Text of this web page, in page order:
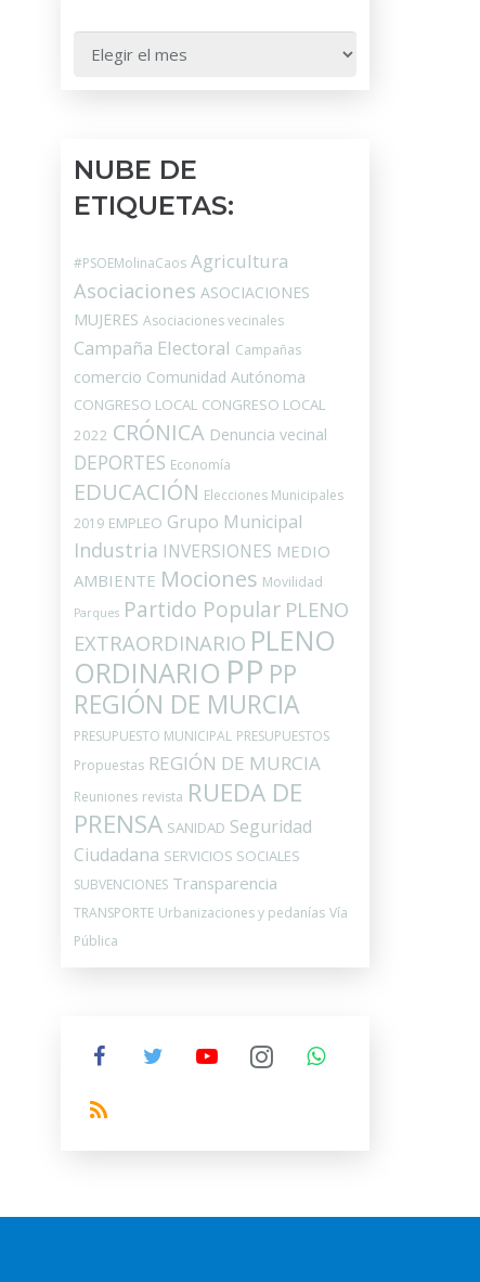
NUBE DE
ETIQUETAS:
#PSOEMolinaCaos Agricultura
Asociaciones ASOCIACIONES
MUJERES Asociaciones vecinales
Campaña Electoral Campañas
comercio Comunidad Autónoma
CONGRESO LOCAL CONGRESO LOCAL
2022 CRÓNICA Denuncia vecinal
DEPORTES Economía
EDUCACIÓN Elecciones Municipales
2019 EMPLEO Grupo Municipal
Industria INVERSIONES MEDIO
AMBIENTE Mociones Movilidad
Parques Partido Popular PLENO
EXTRAORDINARIO PLENO
ORDINARIO PP PP
REGIÓN DE MURCIA
PRESUPUESTO MUNICIPAL PRESUPUESTOS
Propuestas REGIÓN DE MURCIA
Reuniones revista RUEDA DE
PRENSA SANIDAD Seguridad
Ciudadana SERVICIOS SOCIALES
SUBVENCIONES Transparencia
TRANSPORTE Urbanizaciones y pedanías Vía
Pública